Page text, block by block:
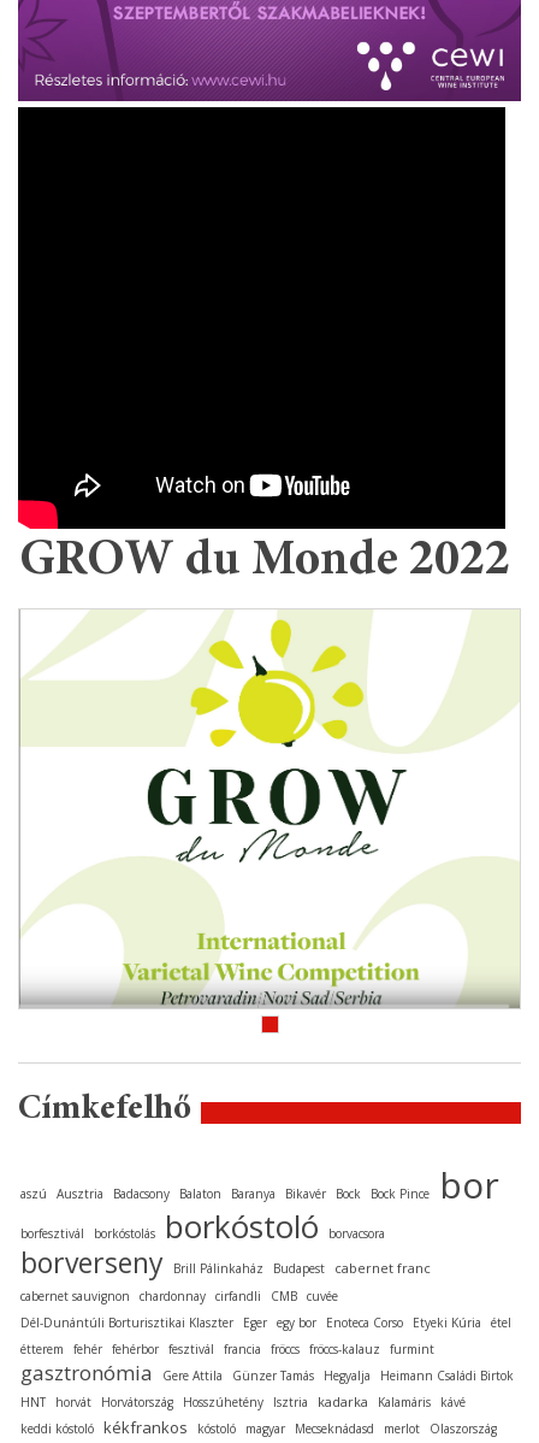
GROW du Monde 2022
Címkefelhő
aszú Ausztria Badacsony Balaton Baranya Bikavér Bock Bock Pince bor
borfesztivál borkóstolás borkóstoló borvacsora
borverseny Brill Pálinkaház Budapest cabernet franc
cabernet sauvignon chardonnay cirfandli CMB cuvée
Dél-Dunántúli Borturisztikai Klaszter
Eger egy bor Enoteca Corso Etyeki Kúria
étel
étterem
fehér fehérbor fesztivál francia fröccs fröccs-kalauz furmint
gasztronómia Gere Attila Günzer Tamás Hegyalja
Heimann Családi Birtok
HNT
horvát Horvátország Hosszúhetény Isztria kadarka Kalamáris
kávé
keddi kóstoló kékfrankos kóstoló magyar Mecseknádasd merlot Olaszország